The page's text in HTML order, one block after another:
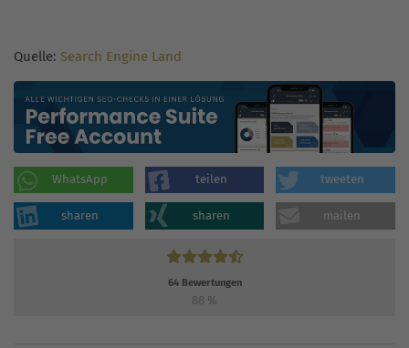
Quelle: Search Engine Land
WhatsApp teilen tweeten
sharen sharen mailen
64Bewertungen
88 %